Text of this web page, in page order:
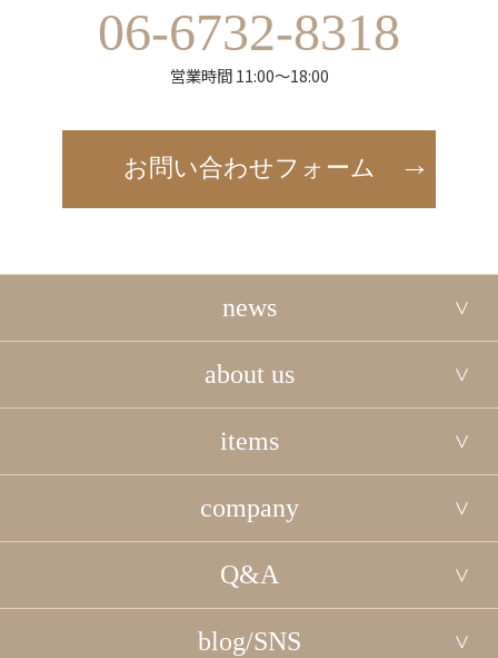
06-6732-8318
営業時間 11:00～18:00
お問い合わせフォーム
news
about us
items
company
Q&A
blog/SNS